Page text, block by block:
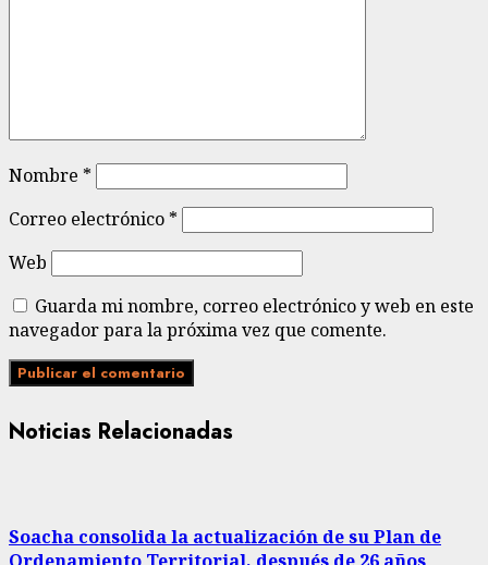
Nombre *
Correo electrónico *
Web
Guarda mi nombre, correo electrónico y web en este
navegador para la próxima vez que comente.
Noticias Relacionadas
Soacha consolida la actualización de su Plan de